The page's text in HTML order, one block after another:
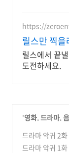
https://
릴스만 찍을
릴스에서 끝
도전하세요.
'영화. 드라마.
드라마 악귀 2
드라마 악귀 1